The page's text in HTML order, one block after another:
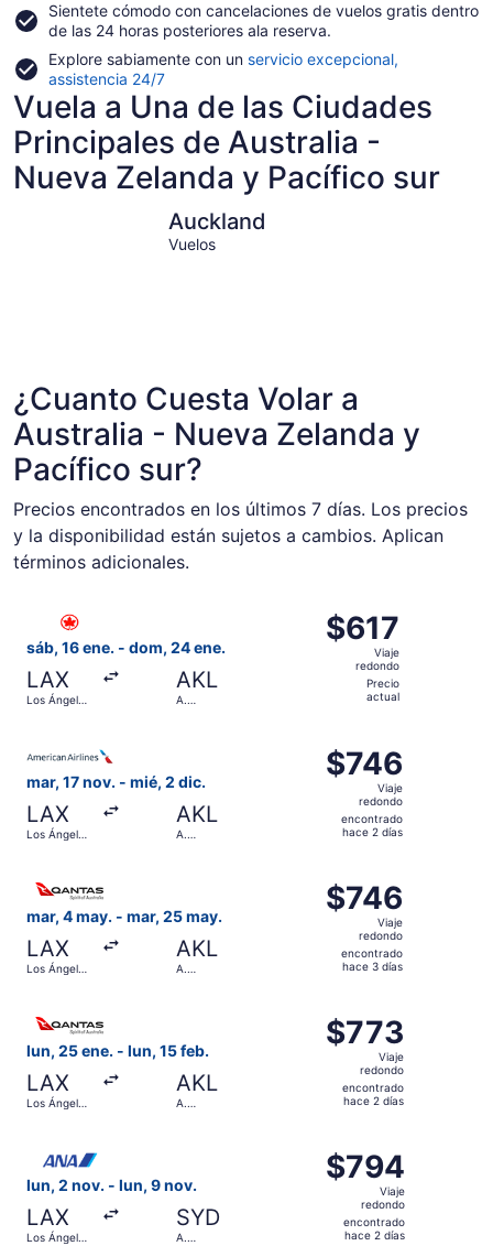
Sientete cómodo con cancelaciones de vuelos gratis dentro
de las 24 horas posteriores ala reserva.
Explore sabiamente con un servicio excepcional,
assistencia 24/7
Vuela a Una de las Ciudades
Principales de Australia -
Nueva Zelanda y Pacífico sur
Auckland
Vuelos
¿Cuanto Cuesta Volar a
Australia - Nueva Zelanda y
Pacífico sur?
Precios encontrados en los últimos 7 días. Los precios
y la disponibilidad están sujetos a cambios. Aplican
términos adicionales.
sáb, 16 ene. - dom, 24 ene.
LAX
Los Ángeles
AKL
A.
$617
Viaje
redondo,
Precio
$617
Viaje
redondo
Precio
actual
mar, 17 nov. - mié, 2 dic.
LAX
Los Ángeles
AKL
A.
$746
Viaje
redondo,
encontrado
hace
días
$746
Viaje
redondo
encontrado
hace 2 días
mar, 4 may. - mar, 25 may.
LAX
Los Ángeles
AKL
A.
$746
Viaje
redondo,
encontrado
hace
días
$746
Viaje
redondo
encontrado
hace 3 días
lun, 25 ene. - lun, 15 feb.
LAX
Los Ángeles
AKL
A.
$773
Viaje
redondo,
encontrado
hace
días
$773
Viaje
redondo
encontrado
hace 2 días
lun, 2 nov. - lun, 9 nov.
LAX
Los Ángeles
SYD
A.
$794
Viaje
redondo,
encontrado
$794
Viaje
redondo
encontrado
hace 2 días